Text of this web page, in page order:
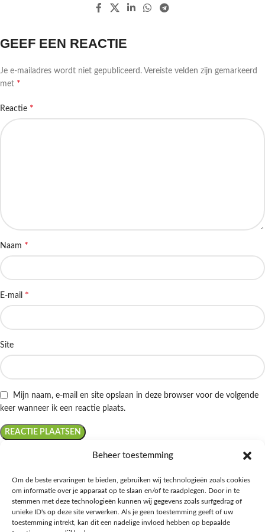
Beheer toestemming
Om de beste ervaringen te bieden, gebruiken wij technologieën zoals cookies
om informatie over je apparaat op te slaan en/of te raadplegen. Door in te
stemmen met deze technologieën kunnen wij gegevens zoals surfgedrag of
unieke ID's op deze site verwerken. Als je geen toestemming geeft of uw
toestemming intrekt, kan dit een nadelige invloed hebben op bepaalde
GEEF EEN REACTIE
Je e-mailadres wordt niet gepubliceerd. Vereiste velden zijn gemarkeerd
met *
Reactie *
Naam *
E-mail *
Site
Mijn naam, e-mail en site opslaan in deze browser voor de volgende
keer wanneer ik een reactie plaats.
Ontdek de beste keto-vriendelijke keuzes van Albert Heijn, verrijk je
kennis met onze diepgaande blogs over het keto-dieet, en deel jouw
favoriete keto recepten in onze bruisende online gemeenschap!